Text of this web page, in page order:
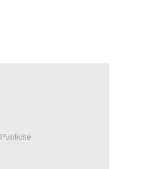
Publicité